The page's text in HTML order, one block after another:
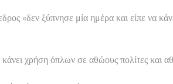
«δεν ξύπνησε μία ημέρα και είπε να
χρήση όπλων σε αθώους πολίτες και